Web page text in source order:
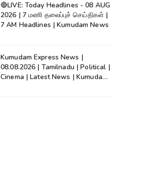
🔴LIVE: Today Headlines - 08 AUG
2026 | 7 மணி தலைப்புச் செய்திகள் |
7 AM Headlines | Kumudam News
Kumudam Express News |
08.08.2026 | Tamilnadu | Political |
Cinema | Latest News | Kumudam